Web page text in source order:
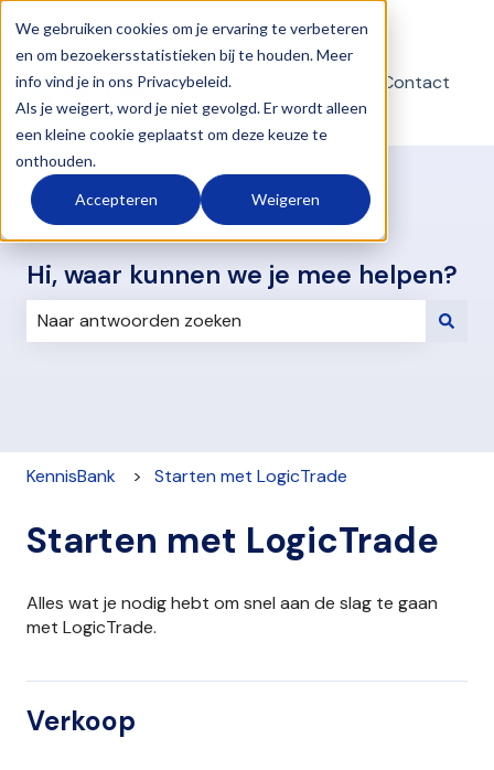
We gebruiken cookies om je ervaring te verbeteren
en om bezoekersstatistieken bij te houden. Meer
info vind je in ons Privacybeleid.
Als je weigert, word je niet gevolgd. Er wordt alleen
een kleine cookie geplaatst om deze keuze te
onthouden.
Accepteren Weigeren
NederlandsSubmenu tonen voor vertalingen
teamviewer
Contact
Hi, waar kunnen we je mee helpen?
KennisBank Starten met LogicTrade
Starten met LogicTrade
Alles wat je nodig hebt om snel aan de slag te gaan
met LogicTrade.
Verkoop